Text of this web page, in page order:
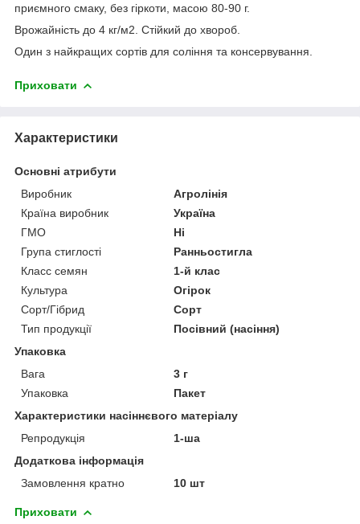
приємного смаку, без гіркоти, масою 80-90 г.
Врожайність до 4 кг/м2. Стійкий до хвороб.
Один з найкращих сортів для соління та консервування.
Приховати
Характеристики
Основні атрибути
Виробник
Агролінія
Країна виробник
Україна
ГМО
Ні
Група стиглості
Ранньостигла
Класс семян
1-й клас
Культура
Огірок
Сорт/Гібрид
Сорт
Тип продукції
Посівний (насіння)
Упаковка
Вага
3 г
Упаковка
Пакет
Характеристики насіннєвого матеріалу
Репродукція
1-ша
Додаткова інформація
Замовлення кратно
10 шт
Приховати